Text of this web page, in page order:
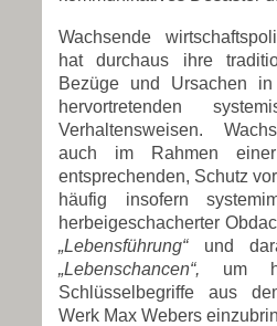
Wachsende
hat durchaus ihre
Bezüge und Ursachen
hervortretenden
Verhaltensweisen.
auch im Rahmen
entsprechenden, Schutz
häufig insofern
herbeigeschacherter
„Lebensführung“und
„Lebenschancen“, um
Schlüsselbegriffe aus
Werk Max Webers